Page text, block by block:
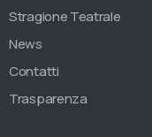
Stragione Teatrale
News
Contatti
Trasparenza